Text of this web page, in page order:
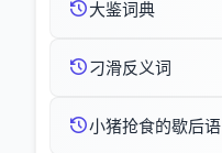
大鉴词典
刁滑反义词
小猪抢食的歇后语